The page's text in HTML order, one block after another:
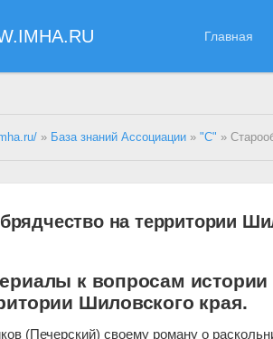
Главная
» База знаний Ассоциации »"С" »
на территории
к вопросам истории
Шиловского края.
(Печерский) своему роману о